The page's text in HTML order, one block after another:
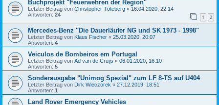
Buchprojekt "Feuerwehren der Region"
Letzter Beitrag von Christopher Töteberg « 16.04.2020, 22:14
Antworten: 24 1 2
Mercedes-Benz "Die Dauerläufer NG und SK 1973 - 1998"
Letzter Beitrag von Klaus Fischer « 25.03.2020, 20:07
Antworten: 4
Veiculos de Bombeiros em Portugal
Letzter Beitrag von Ad van de Cruijs « 06.01.2020, 16:10
Antworten: 5
Sonderausgabe "Unimog Spezial" zum LF 8-TS auf U404
Letzter Beitrag von Dirk Wieczorek « 27.12.2019, 18:51
Antworten: 1
Land Rover Emergency Vehicles